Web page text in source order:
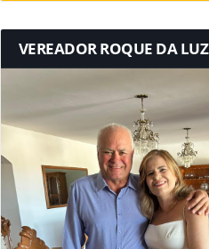
VEREADOR ROQUE DA LUZ